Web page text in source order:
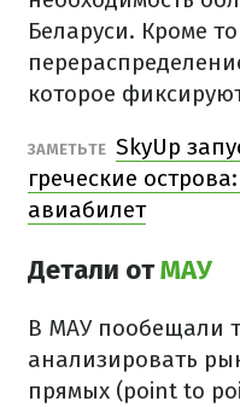
Беларуси. Кроме
которое
ЗАМЕТЬТЕ SkyUp
греческие
авиабилет
Детали отМАУ
В МАУ пообещали
анализировать
прямых (point to